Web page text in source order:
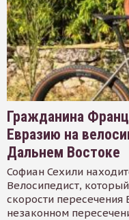
Гражданина
Евразию на
Дальнем Востоке
Софиан Сехили
Велосипедист,
скорости пересечения
незаконном